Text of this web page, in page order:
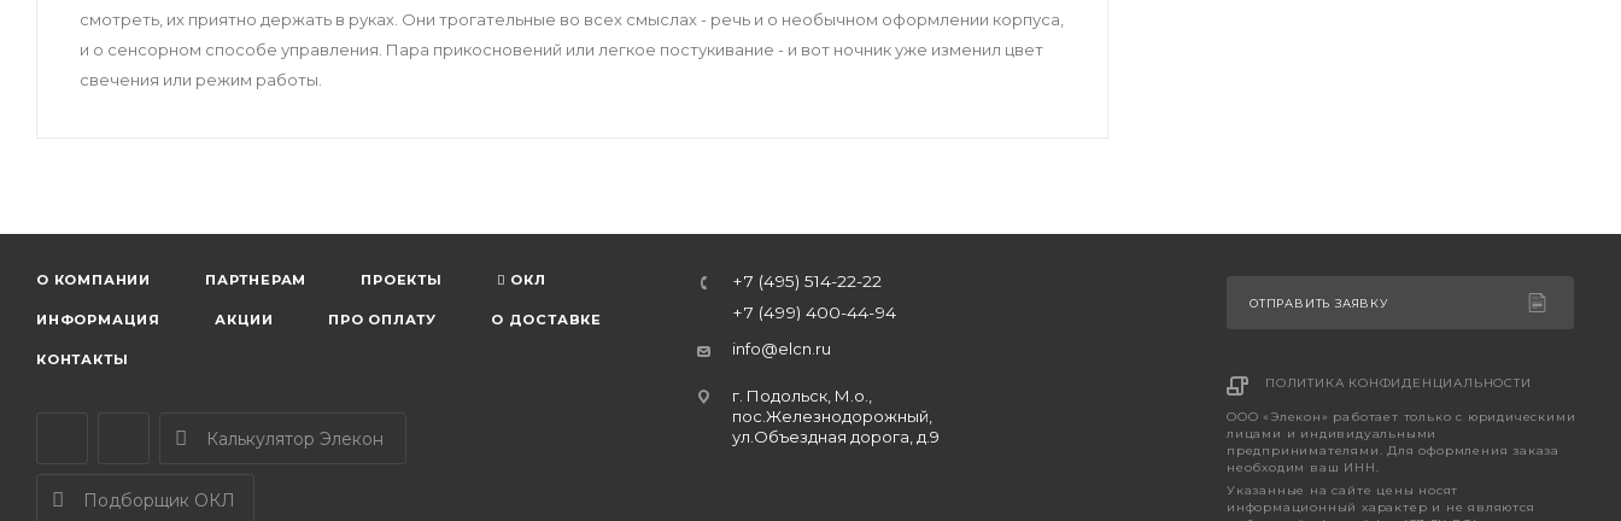
смотреть, их приятно держать в руках. Они трогательные во всех смыслах - речь и о необычном оформлении корпуса,
и о сенсорном способе управления. Пара прикосновений или легкое постукивание - и вот ночник уже изменил цвет
свечения или режим работы.
О КОМПАНИИ ПАРТНЕРАМ ПРОЕКТЫ ОКЛ
ИНФОРМАЦИЯ АКЦИИ ПРО ОПЛАТУ О ДОСТАВКЕ
КОНТАКТЫ
Калькулятор Элекон
Подборщик ОКЛ
+7 (495) 514-22-22
+7 (499) 400-44-94
info@elcn.ru
г. Подольск, М.о.,
пос.Железнодорожный,
ул.Объездная дорога, д.9
ОТПРАВИТЬ ЗАЯВКУ
ПОЛИТИКА КОНФИДЕНЦИАЛЬНОСТИ
ООО «Элекон» работает только с юридическими
лицами и индивидуальными
предпринимателями. Для оформления заказа
необходим ваш ИНН.
Указанные на сайте цены носят
информационный характер и не являются